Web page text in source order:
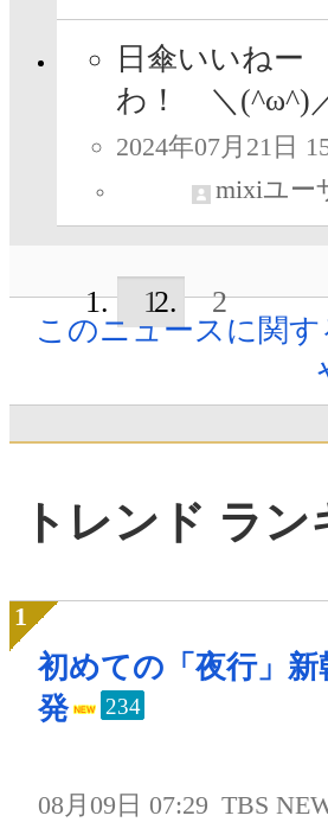
日傘いいね
わ！ ＼(^ω^)
2024年07月21日
mixiユー
1 2
このニュースに関
トレンド ラ
初めての「夜行」新
発
234
08月09日 07:29 TBS